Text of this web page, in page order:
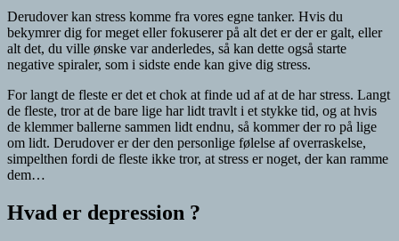
Derudover kan stress komme fra vores egne tanker. Hvis du
bekymrer dig for meget eller fokuserer på alt det er der er galt, eller
alt det, du ville ønske var anderledes, så kan dette også starte
negative spiraler, som i sidste ende kan give dig stress.
For langt de fleste er det et chok at finde ud af at de har stress. Langt
de fleste, tror at de bare lige har lidt travlt i et stykke tid, og at hvis
de klemmer ballerne sammen lidt endnu, så kommer der ro på lige
om lidt. Derudover er der den personlige følelse af overraskelse,
simpelthen fordi de fleste ikke tror, at stress er noget, der kan ramme
dem…
Hvad er depression ?